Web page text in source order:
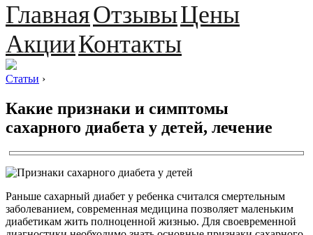
ГлавнаяОтзывыЦены
АкцииКонтакты
Статьи ›
Какие признаки и симптомы
сахарного диабета у детей, лечение
Раньше сахарный диабет у ребенка считался смертельным
заболеванием, современная медицина позволяет маленьким
диабетикам жить полноценной жизнью. Для своевременной